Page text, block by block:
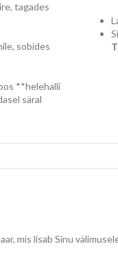
tagades
sobides
**helehalli
säral
mis lisab Sinu